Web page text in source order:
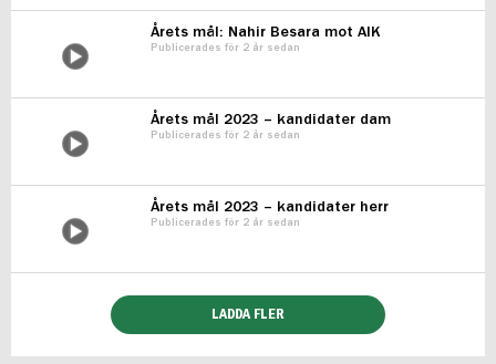
Årets mål: Nahir Besara mot AIK
Publicerades för 2 år sedan
Årets mål 2023 – kandidater dam
Publicerades för 2 år sedan
Årets mål 2023 – kandidater herr
Publicerades för 2 år sedan
LADDA FLER